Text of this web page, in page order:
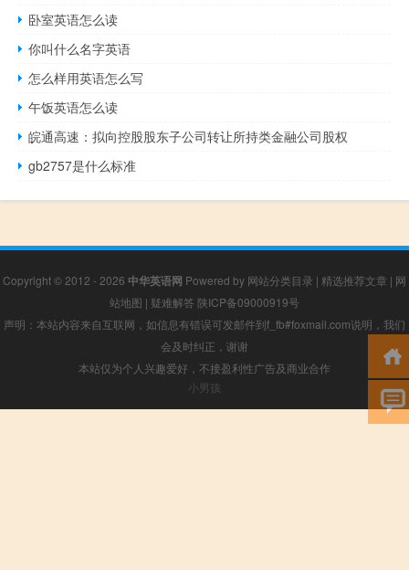
卧室英语怎么读
你叫什么名字英语
怎么样用英语怎么写
午饭英语怎么读
皖通高速：拟向控股股东子公司转让所持类金融公司股权
gb2757是什么标准
Copyright © 2012 - 2026 中华英语网 Powered by 网站分类目录 | 精选推荐文章 | 网
站地图 | 疑难解答 陕ICP备09000919号
声明：本站内容来自互联网，如信息有错误可发邮件到f_fb#foxmail.com说明，我们
会及时纠正，谢谢
本站仅为个人兴趣爱好，不接盈利性广告及商业合作
小男孩